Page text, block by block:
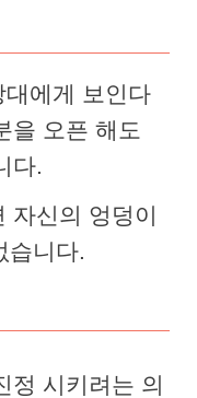
에게 보인다
을 오픈 해도
다.
자신의 엉덩이
습니다.
정 시키려는 의